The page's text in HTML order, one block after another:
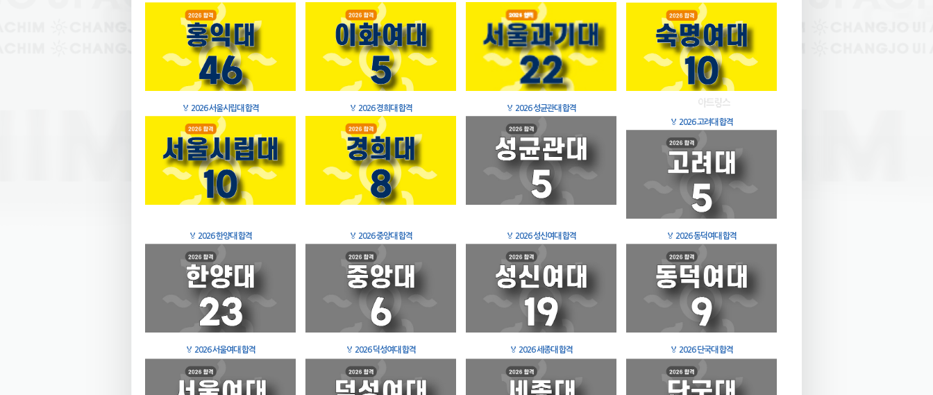
🏅 2026 서울시립대 합격 🏅 2026 경희대 합격 🏅 2026 성균관대 합격
🏅 2026 고려대 합격
🏅 2026 한양대 합격 🏅 2026 중앙대 합격 🏅 2026 성신여대 합격 🏅 2026 동덕여대 합격
🏅 2026 서울여대 합격 🏅 2026 덕성여대 합격 🏅 2026 세종대 합격 🏅 2026 단국대 합격